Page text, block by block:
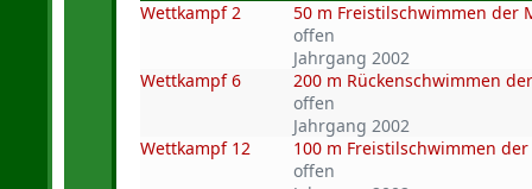
Wettkampf 2
50 m Freistilschwimmen der
offen
Jahrgang 2002
Wettkampf 6
200 m Rückenschwimmen
offen
Jahrgang 2002
Wettkampf 12
100 m Freistilschwimmen
offen